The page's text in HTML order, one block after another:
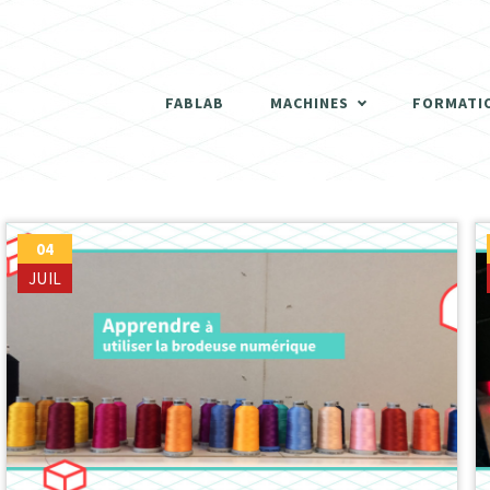
FABLAB MACHINES
SCANNER 3D
DÉCOUPEUSES LASER
IMPRIMANTES 3D
ATELIER BOIS
IMPRIMANTES 3D
FRAISEUSES NUMERIQUES (CNC)
ELECTRONIQUE
04
JUIL